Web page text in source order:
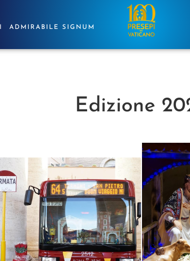
ADMIRABILE SIGNUM
Edizione